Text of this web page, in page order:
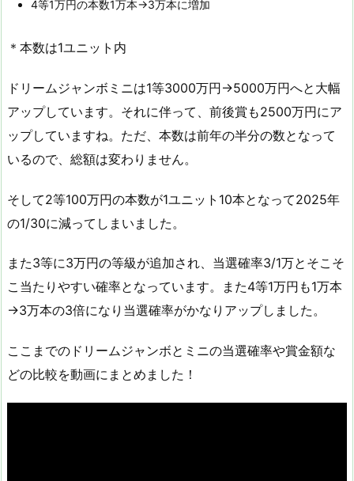
4等1万円の本数1万本→3万本に増加
＊本数は1ユニット内
ドリームジャンボミニは1等3000万円→5000万円へと大幅
アップしています。それに伴って、前後賞も2500万円にア
ップしていますね。ただ、本数は前年の半分の数となって
いるので、総額は変わりません。
そして2等100万円の本数が1ユニット10本となって2025年
の1/30に減ってしまいました。
また3等に3万円の等級が追加され、当選確率3/1万とそこそ
こ当たりやすい確率となっています。また4等1万円も1万本
→3万本の3倍になり当選確率がかなりアップしました。
ここまでのドリームジャンボとミニの当選確率や賞金額な
どの比較を動画にまとめました！